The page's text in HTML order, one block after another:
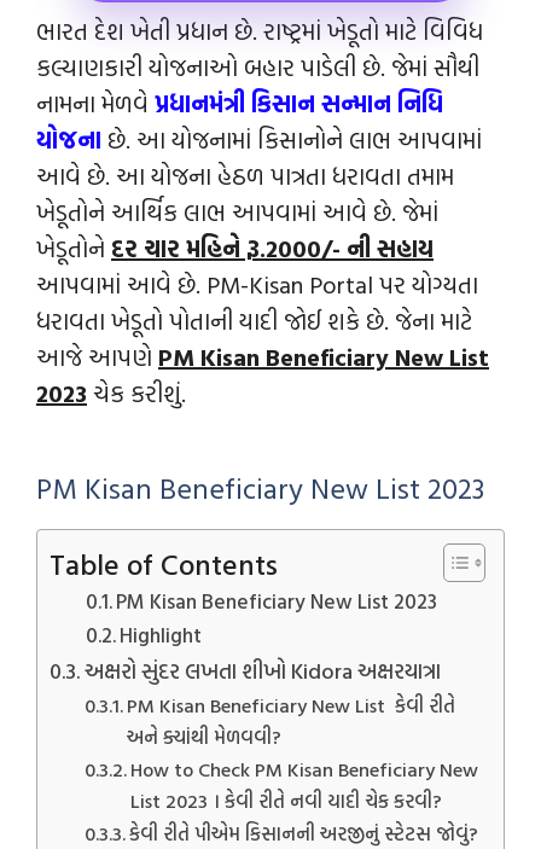
ભારત દેશ ખેતી પ્રધાન છે. રાષ્ટ્રમાં ખેડૂતો માટે વિવિધ
કલ્યાણકારી યોજનાઓ બહાર પાડેલી છે. જેમાં સૌથી
નામના મેળવે પ્રધાનમંત્રી કિસાન સન્માન નિધિ
યોજના છે. આ યોજનામાં કિસાનોને લાભ આપવામાં
આવે છે. આ યોજના હેઠળ પાત્રતા ધરાવતા તમામ
ખેડૂતોને આર્થિક લાભ આપવામાં આવે છે. જેમાં
ખેડૂતોને દર ચાર મહિને રૂ.2000/- ની સહાય
આપવામાં આવે છે. PM-Kisan Portal પર યોગ્યતા
ધરાવતા ખેડૂતો પોતાની યાદી જોઈ શકે છે. જેના માટે
આજે આપણે PM Kisan Beneficiary New List
2023 ચેક કરીશું.
PM Kisan Beneficiary New List 2023
Table of Contents
PM Kisan Beneficiary New List 2023
Highlight
અક્ષરો સુંદર લખતા શીખો Kidora અક્ષરયાત્રા
PM Kisan Beneficiary New List કેવી રીતે
અને ક્યાંથી મેળવવી?
How to Check PM Kisan Beneficiary New
List 2023 । કેવી રીતે નવી યાદી ચેક કરવી?
કેવી રીતે પીએમ કિસાનની અરજીનું સ્ટેટસ જોવું?